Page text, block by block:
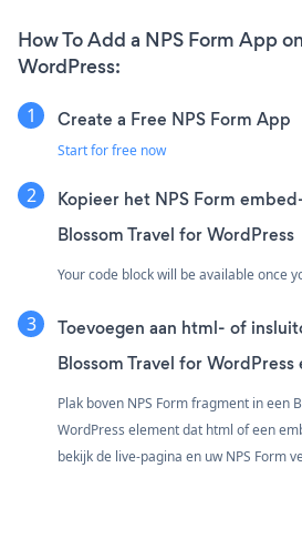
How To Add a NPS Form App
WordPress:
Create a Free NPS Form App
Start for free now
Kopieer het NPS Form
Blossom Travel for WordPress
Your code block will be available once
Toevoegen aan html- of
Blossom Travel for
Plak boven NPS Form fragment in een
WordPress element dat html of een
bekijk de live-pagina en uw NPS Form